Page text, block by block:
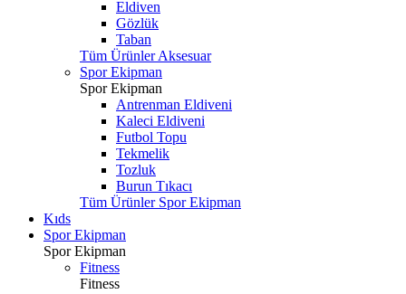
Eldiven
Gözlük
Taban
Tüm Ürünler Aksesuar
Spor Ekipman
Spor Ekipman
Antrenman Eldiveni
Kaleci Eldiveni
Futbol Topu
Tekmelik
Tozluk
Burun Tıkacı
Tüm Ürünler Spor Ekipman
Kıds
Spor Ekipman
Spor Ekipman
Fitness
Fitness